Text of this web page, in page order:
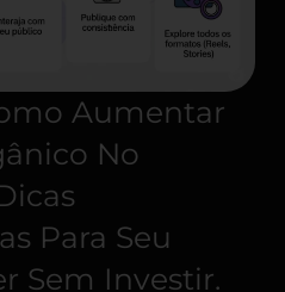
Aumentar
No
Para Seu
Sem Investir.